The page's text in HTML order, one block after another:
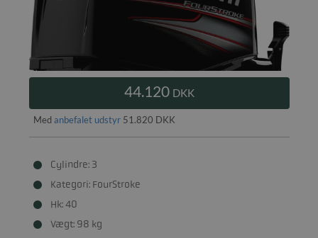
44.120 DKK
Med anbefalet udstyr51.820 DKK
Cylindre: 3
Kategori: FourStroke
Hk: 40
Vægt: 98 kg